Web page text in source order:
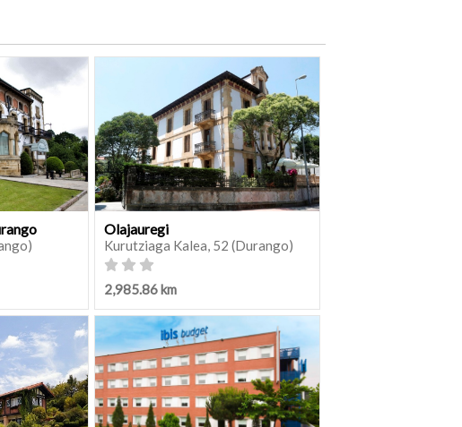
Olajauregi
Kurutziaga Kalea, 52 (Durango)
2,985.86 km